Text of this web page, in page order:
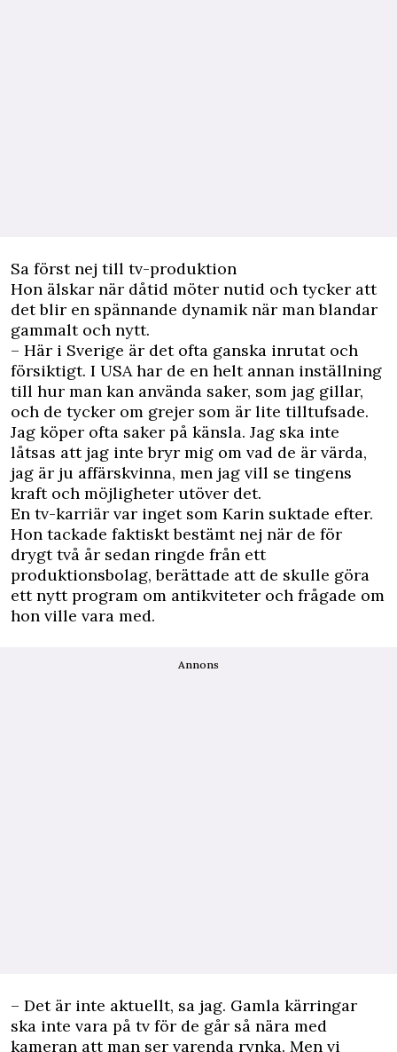
Sa först nej till tv-produktion
Hon älskar när dåtid möter nutid och tycker att
det blir en spännande dynamik när man blandar
gammalt och nytt.
– Här i Sverige är det ofta ganska inrutat och
försiktigt. I USA har de en helt annan inställning
till hur man kan använda saker, som jag gillar,
och de tycker om grejer som är lite tilltufsade.
Jag köper ofta saker på känsla. Jag ska inte
låtsas att jag inte bryr mig om vad de är värda,
jag är ju affärskvinna, men jag vill se tingens
kraft och möjligheter utöver det.
En tv-karriär var inget som Karin suktade efter.
Hon tackade faktiskt bestämt nej när de för
drygt två år sedan ringde från ett
produktionsbolag, berättade att de skulle göra
ett nytt program om antikviteter och frågade om
hon ville vara med.
Annons
– Det är inte aktuellt, sa jag. Gamla kärringar
ska inte vara på tv för de går så nära med
kameran att man ser varenda rynka. Men vi